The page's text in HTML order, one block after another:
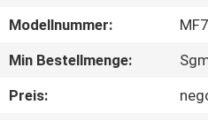
Modellnummer:
Min Bestellmenge:
Preis: